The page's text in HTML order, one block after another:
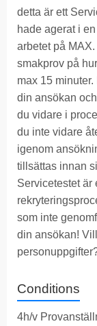
detta är ett
hade agerat i
arbetet på
smakprov på
max 15
din ansökan
du vidare i
du inte vidare
igenom
tillsättas innan
Servicetestet är
som inte
din ansökan!
Conditions
4h/v